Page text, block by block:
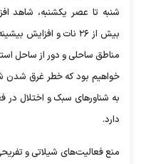
شنبه تا عصر یکشنبه، شاهد
مناطق ساحلی و دور از ساحل
خواهیم بود که خطر غرق شدن
به شناور‌های سبک و اختلال در
دارد.
منع فعالیت‌های شیلاتی و